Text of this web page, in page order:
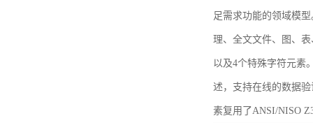
足需求功能的领域模
理、全文文件、图、
以及4个特殊字符元素
述，支持在线的数据
素复用了ANSI/NISO